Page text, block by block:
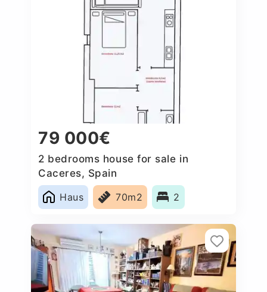
79 000€
2 bedrooms house for sale in
Caceres‎, Spain
Haus
70m2 2